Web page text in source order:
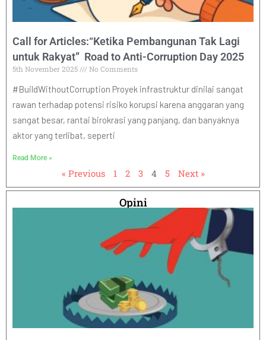
Call for Articles:“Ketika Pembangunan Tak Lagi
untuk Rakyat” Road to Anti-Corruption Day 2025
5th November 2025 No Comments
#BuildWithoutCorruption Proyek infrastruktur dinilai sangat
rawan terhadap potensi risiko korupsi karena anggaran yang
sangat besar, rantai birokrasi yang panjang, dan banyaknya
aktor yang terlibat, seperti
Read More »
« Previous 1 2 3 4 5 Next »
Opini